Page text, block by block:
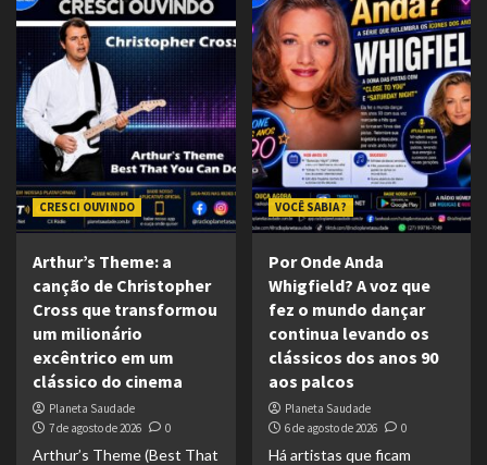
CRESCI OUVINDO
Arthur’s Theme: a
canção de Christopher
Cross que transformou
um milionário
excêntrico em um
clássico do cinema
Planeta Saudade
7 de agosto de 2026
0
Arthur’s Theme (Best That
VOCÊ SABIA ?
Por Onde Anda
Whigfield? A voz que
fez o mundo dançar
continua levando os
clássicos dos anos 90
aos palcos
Planeta Saudade
6 de agosto de 2026
0
Há artistas que ficam